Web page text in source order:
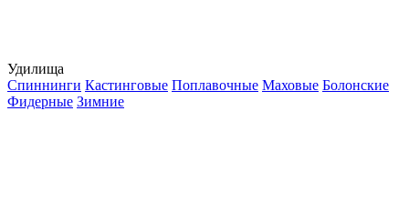
Удилища
Спиннинги Кастинговые Поплавочные Маховые Болонские
Фидерные Зимние